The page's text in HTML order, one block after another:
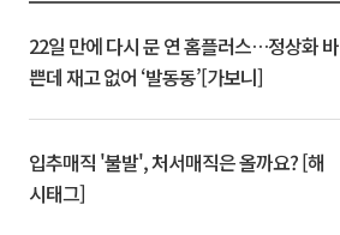
22일 만에 다시 문 연 홈플러스…정상화 바
쁜데 재고 없어 ‘발동동’[가보니]
입추매직 '불발', 처서매직은 올까요? [해
시태그]